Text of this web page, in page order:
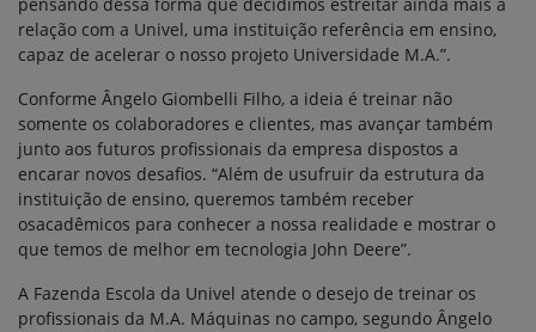
relação com a Univel, uma instituição referência em ensino,
capaz de acelerar o nosso projeto Universidade M.A.”.
Conforme Ângelo Giombelli Filho, a ideia é treinar não
somente os colaboradores e clientes, mas avançar também
junto aos futuros profissionais da empresa dispostos a
encarar novos desafios. “Além de usufruir da estrutura da
instituição de ensino, queremos também receber
osacadêmicos para conhecer a nossa realidade e mostrar o
que temos de melhor em tecnologia John Deere”.
A Fazenda Escola da Univel atende o desejo de treinar os
profissionais da M.A. Máquinas no campo, segundo Ângelo